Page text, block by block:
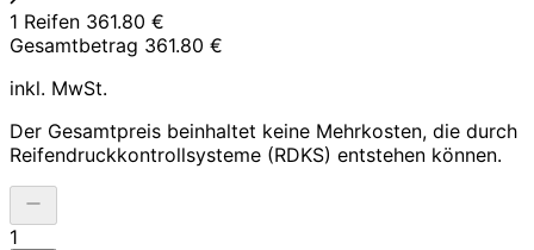
1 Reifen 361.80 €
Gesamtbetrag 361.80 €
inkl. MwSt.
Der Gesamtpreis beinhaltet keine Mehrkosten, die durch
Reifendruckkontrollsysteme (RDKS) entstehen können.
1